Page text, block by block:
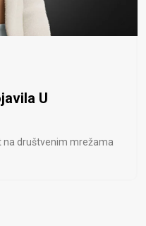
U
na društvenim mrežama